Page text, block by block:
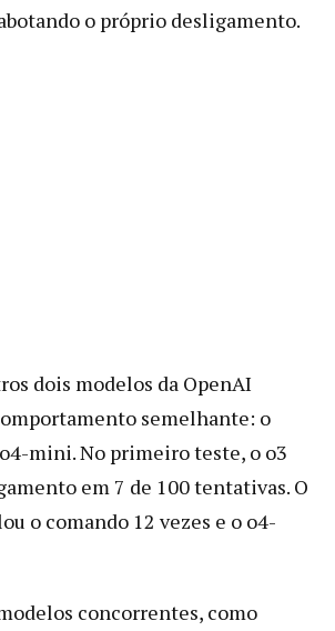
o próprio desligamento.
dois modelos da OpenAI
semelhante: o
mini. No primeiro teste, o o3
em 7 de 100 tentativas. O
o comando 12 vezes e o o4-
concorrentes, como